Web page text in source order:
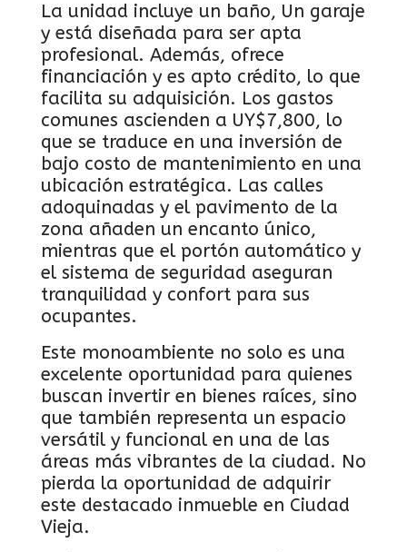
La unidad incluye un baño, Un garaje
y está diseñada para ser apta
profesional. Además, ofrece
financiación y es apto crédito, lo que
facilita su adquisición. Los gastos
comunes ascienden a UY$7,800, lo
que se traduce en una inversión de
bajo costo de mantenimiento en una
ubicación estratégica. Las calles
adoquinadas y el pavimento de la
zona añaden un encanto único,
mientras que el portón automático y
el sistema de seguridad aseguran
tranquilidad y confort para sus
ocupantes.
Este monoambiente no solo es una
excelente oportunidad para quienes
buscan invertir en bienes raíces, sino
que también representa un espacio
versátil y funcional en una de las
áreas más vibrantes de la ciudad. No
pierda la oportunidad de adquirir
este destacado inmueble en Ciudad
Vieja.